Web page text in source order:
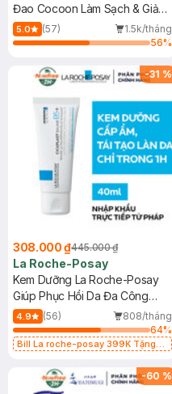
Đao Cocoon Làm Sạch & Giảm
Dầu 500ml
5.0 (57)
1.5k/tháng
56%
-31 %
308.000 ₫445.000 ₫
La Roche-Posay
Kem Dưỡng La Roche-Posay
Giúp Phục Hồi Da Đa Công
Dụng 40ml
4.9 (56)
808/tháng
64%
Bill La roche-posay 399K Tặng
(SL có hạn)
-60 %